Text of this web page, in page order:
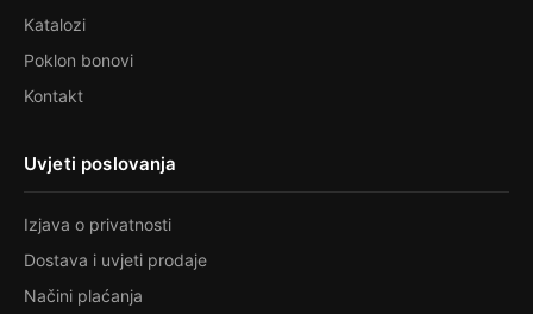
Katalozi
Poklon bonovi
Kontakt
Uvjeti poslovanja
Izjava o privatnosti
Dostava i uvjeti prodaje
Načini plaćanja